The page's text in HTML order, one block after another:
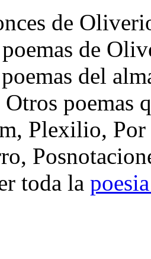
de
de
del
poemas
Plexilio,
toda la